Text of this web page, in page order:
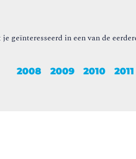
je geïnteresseerd in een van de
2008 2009 2010 2011